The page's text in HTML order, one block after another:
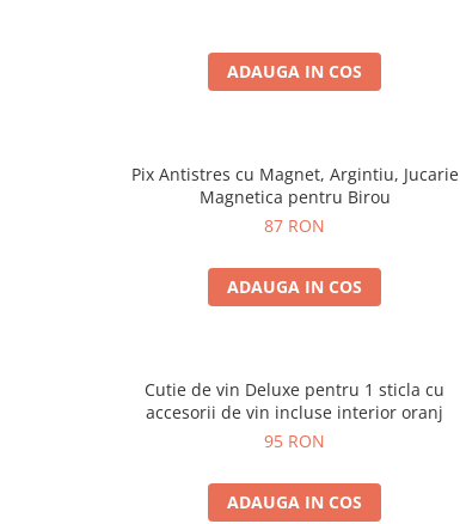
ADAUGA IN COS
Pix Antistres cu Magnet, Argintiu, Jucarie
Magnetica pentru Birou
87 RON
ADAUGA IN COS
Cutie de vin Deluxe pentru 1 sticla cu
accesorii de vin incluse interior oranj
95 RON
ADAUGA IN COS